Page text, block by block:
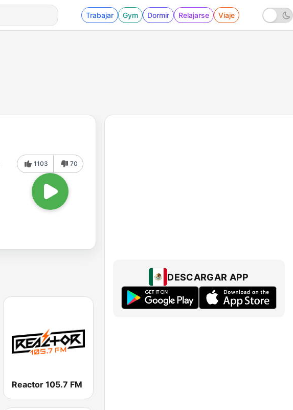
Trabajar Gym Dormir Relajarse Viaje
1103 70
Reactor 105.7 FM
DESCARGAR APP